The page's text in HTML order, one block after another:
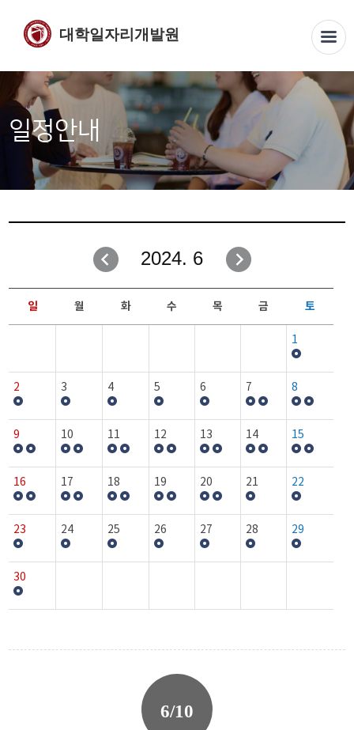
대학일자리개발원
일정안내
2024. 6
일 월 화 수 목 금 토
1
2 3 4 5 6 7 8
9 10 11 12 13 14 15
16 17 18 19 20 21 22
23 24 25 26 27 28 29
30
6/10